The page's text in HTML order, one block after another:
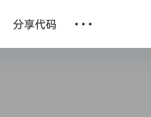
分享代码 …